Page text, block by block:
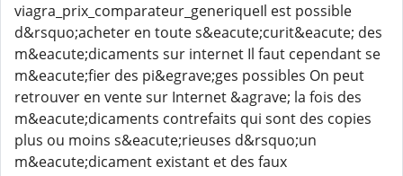
viagra_prix_comparateur_generiqueIl est possible
d&rsquo;acheter en toute s&eacute;curit&eacute; des
m&eacute;dicaments sur internet Il faut cependant se
m&eacute;fier des pi&egrave;ges possibles On peut
retrouver en vente sur Internet &agrave; la fois des
m&eacute;dicaments contrefaits qui sont des copies
plus ou moins s&eacute;rieuses d&rsquo;un
m&eacute;dicament existant et des faux